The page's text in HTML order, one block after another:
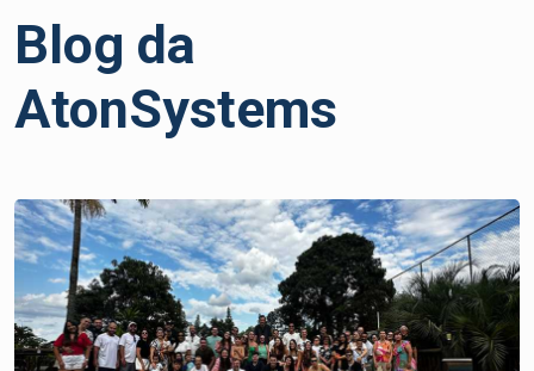
Blog da
AtonSystems